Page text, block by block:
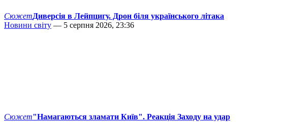
СюжетДиверсія в Лейпцигу. Дрон біля українського літака
Новини світу — 5 серпня 2026, 23:36
Сюжет"Намагаються зламати Київ". Реакція Заходу на удар